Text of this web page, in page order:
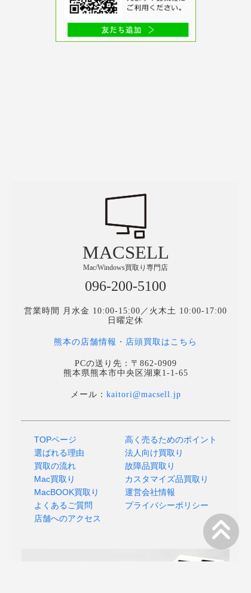
MACSELL
Mac/Windows買取り専門店
096-200-5100
営業時間 月水金 10:00-15:00／火木土 10:00-17:00
日曜定休
熊本の店舗情報・店頭買取はこちら
PCの送り先：〒862-0909
熊本県熊本市中央区湖東1-1-65
メール： kaitori@macsell.jp
TOPページ
選ばれる理由
買取の流れ
Mac買取り
MacBOOK買取り
よくあるご質問
店舗へのアクセス
高く売るためのポイント
法人向け買取り
故障品買取り
カスタマイズ品買取り
運営会社情報
プライバシーポリシー